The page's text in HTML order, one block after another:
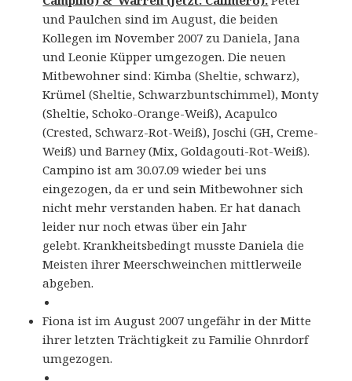
und Paulchen sind im August, die beiden
Kollegen im November 2007 zu Daniela, Jana
und Leonie Küpper umgezogen. Die neuen
Mitbewohner sind: Kimba (Sheltie, schwarz),
Krümel (Sheltie, Schwarzbuntschimmel), Monty
(Sheltie, Schoko-Orange-Weiß), Acapulco
(Crested, Schwarz-Rot-Weiß), Joschi (GH, Creme-
Weiß) und Barney (Mix, Goldagouti-Rot-Weiß).
Campino ist am 30.07.09 wieder bei uns
eingezogen, da er und sein Mitbewohner sich
nicht mehr verstanden haben. Er hat danach
leider nur noch etwas über ein Jahr
gelebt. Krankheitsbedingt musste Daniela die
Meisten ihrer Meerschweinchen mittlerweile
abgeben.
Fiona ist im August 2007 ungefähr in der Mitte
ihrer letzten Trächtigkeit zu Familie Ohnrdorf
umgezogen.